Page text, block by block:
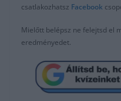
csatlakozhatsz Facebook
Mielőtt belépsz ne felejtsd el
eredményedet.